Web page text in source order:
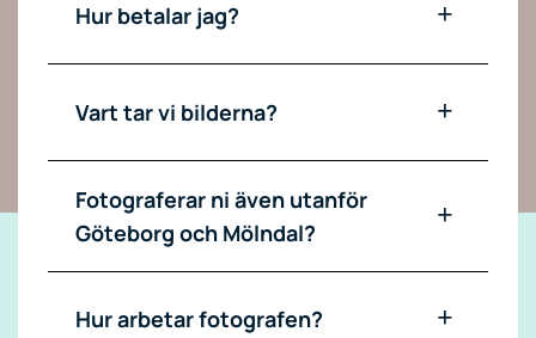
Hur betalar jag?
Vart tar vi bilderna?
Fotograferar ni även utanför
Göteborg och Mölndal?
Hur arbetar fotografen?